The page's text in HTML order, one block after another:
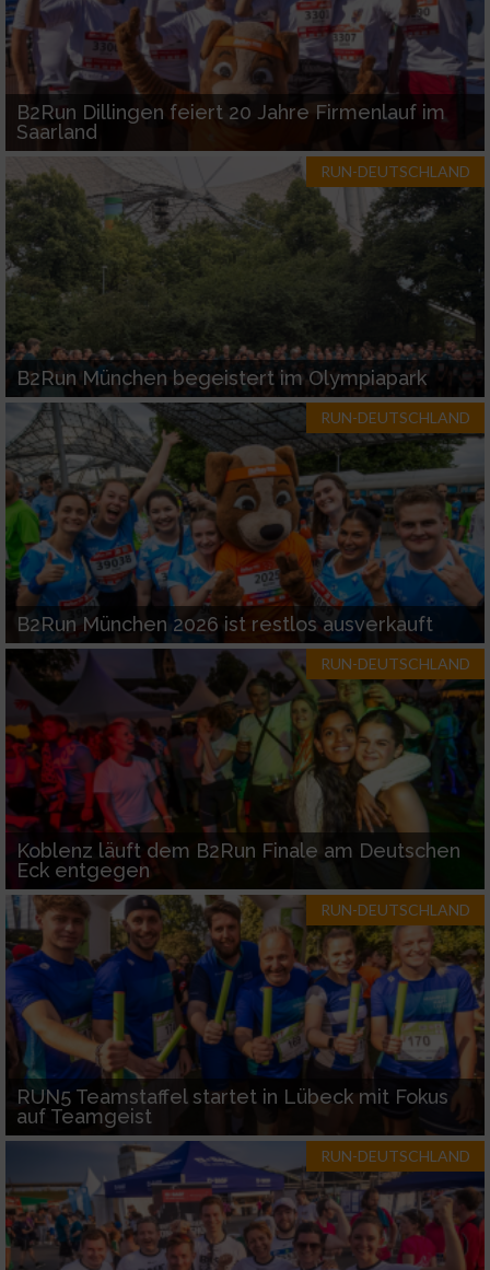
B2Run Dillingen feiert 20 Jahre Firmenlauf im
Saarland
RUN-DEUTSCHLAND
B2Run München begeistert im Olympiapark
RUN-DEUTSCHLAND
B2Run München 2026 ist restlos ausverkauft
RUN-DEUTSCHLAND
Koblenz läuft dem B2Run Finale am Deutschen
Eck entgegen
RUN-DEUTSCHLAND
RUN5 Teamstaffel startet in Lübeck mit Fokus
auf Teamgeist
RUN-DEUTSCHLAND
Notwendig
Performance
Funktional
Werbung